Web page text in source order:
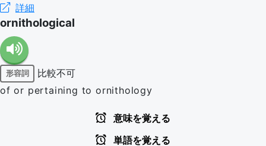
詳細
ornithological
形容詞
比較不可
of or pertaining to ornithology
意味を覚える
単語を覚える